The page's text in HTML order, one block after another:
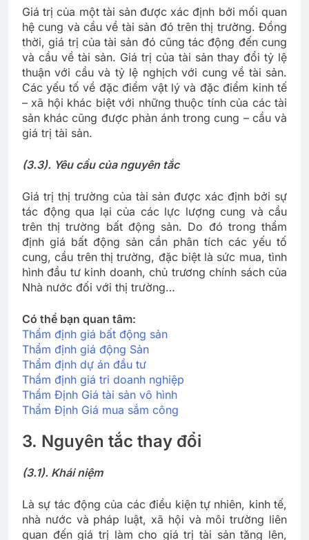
Giá trị của một tài sản được xác định bởi mối quan
hệ cung và cầu về tài sản đó trên thị trường. Đồng
thời, giá trị của tài sản đó cũng tác động đến cung
và cầu về tài sản. Giá trị của tài sản thay đổi tỷ lệ
thuận với cầu và tỷ lệ nghịch với cung về tài sản.
Các yếu tố về đặc điểm vật lý và đặc điểm kinh tế
– xã hội khác biệt với những thuộc tính của các tài
sản khác cũng được phản ánh trong cung – cầu và
giá trị tài sản.
(3.3). Yêu cầu của nguyên tắc
Giá trị thị trường của tài sản được xác định bởi sự
tác động qua lại của các lực lượng cung và cầu
trên thị trường bất động sản. Do đó trong thẩm
định giá bất động sản cần phân tích các yếu tố
cung, cầu trên thị trường, đặc biệt là sức mua, tình
hình đầu tư kinh doanh, chủ trương chính sách của
Nhà nước đối với thị trường…
Có thể bạn quan tâm:
Thẩm định giá bất động sản
Thẩm định giá động Sản
Thẩm định dự án đầu tư
Thẩm định giá tri doanh nghiệp
Thẩm Định Giá tài sản vô hình
Thẩm Định Giá mua sắm công
3. Nguyên tắc thay đổi
(3.1). Khái niệm
Là sự tác động của các điều kiện tự nhiên, kinh tế,
nhà nước và pháp luật, xã hội và môi trường liên
quan đến giá trị làm cho giá trị tài sản tăng lên,